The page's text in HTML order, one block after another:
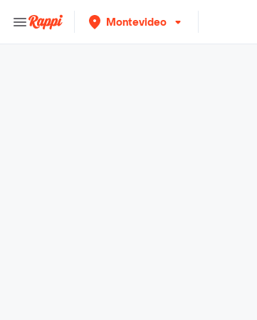
Montevideo